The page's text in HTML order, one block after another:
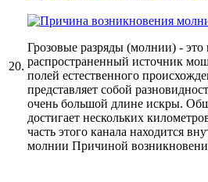
20.
Грозовые разряды (молнии) - это
распространенный источник
полей естественного
представляет собой
очень большой длине искры.
достигает нескольких
часть этого канала находится
молнии Причиной